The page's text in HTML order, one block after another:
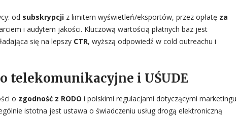
od subskrypcji z limitem wyświetleń/eksportów, przez opłatę za
i audytem jakości. Kluczową wartością płatnych baz jest
się na lepszy CTR, wyższą odpowiedź w cold outreachu i
telekomunikacyjne i UŚUDE
o zgodność z RODO i polskimi regulacjami dotyczącymi marketingu
istotna jest ustawa o świadczeniu usług drogą elektroniczną